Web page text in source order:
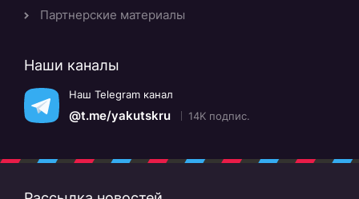
Партнерские материалы
Наши каналы
Наш Telegram канал
@t.me/yakutskru 14K подпис.